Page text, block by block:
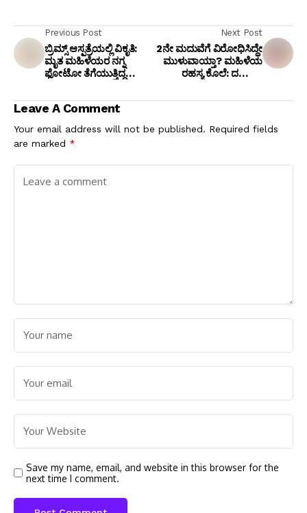
Previous Post
ಬ್ರಿಮ್ಸ್ ಆಸ್ಪತ್ರೆಯಲ್ಲಿ ವಿಕೃತಿ:
ಮೃತ ಮಹಿಳೆಯರ ನಗ್ನ
ಫೋಟೋ ತೆಗೆಯುತ್ತಿದ್ದ
ವಿರುದ್ಧ ಎಫ್‌ಐಆರ್ ದಾಖಲು!
Next Post
2ನೇ ಮದುವೆಗೆ ವಿರೋಧಿಸಿದ್ದೇ
ಮುಳುವಾಯ್ತಾ? ಮಹಿಳೆಯ
ರಹಸ್ಯ ಕೊಲೆ: ದರೋಡೆ
ಕೃತ್ಯವೋ?
Leave A Comment
Your email address will not be published. Required fields
are marked *
Save my name, email, and website in this browser for the
next time I comment.